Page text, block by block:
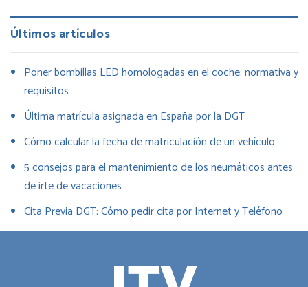
Últimos artículos
Poner bombillas LED homologadas en el coche: normativa y
requisitos
Última matrícula asignada en España por la DGT
Cómo calcular la fecha de matriculación de un vehículo
5 consejos para el mantenimiento de los neumáticos antes
de irte de vacaciones
Cita Previa DGT: Cómo pedir cita por Internet y Teléfono